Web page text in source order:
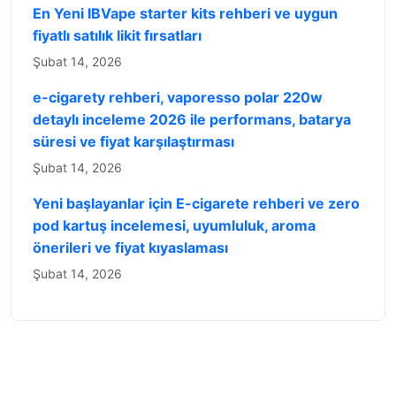
En Yeni IBVape starter kits rehberi ve uygun
fiyatlı satılık likit fırsatları
Şubat 14, 2026
e-cigarety rehberi, vaporesso polar 220w
detaylı inceleme 2026 ile performans, batarya
süresi ve fiyat karşılaştırması
Şubat 14, 2026
Yeni başlayanlar için E-cigarete rehberi ve zero
pod kartuş incelemesi, uyumluluk, aroma
önerileri ve fiyat kıyaslaması
Şubat 14, 2026